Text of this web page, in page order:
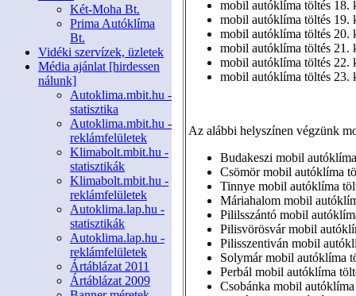
Két-Moha Bt.
Prima Autóklíma
Bt.
Vidéki szervízek, üzletek
Média ajánlat [hirdessen
nálunk]
Autoklima.mbit.hu -
statisztika
Autoklima.mbit.hu -
reklámfelületek
Klimabolt.mbit.hu -
statisztikák
Klimabolt.mbit.hu -
reklámfelületek
Autoklima.lap.hu -
statisztikák
Autoklima.lap.hu -
reklámfelületek
Ártáblázat 2011
Ártáblázat 2009
mobil autóklíma töltés 18.
mobil autóklíma töltés 19.
mobil autóklíma töltés 20.
mobil autóklíma töltés 21.
mobil autóklíma töltés 22.
mobil autóklíma töltés 23.
Az alábbi helyszínen végzünk
Budakeszi mobil
Csömör mobil autóklíma
Tinnye mobil autóklíma
Máriahalom mobil
Pililsszántó mobil
Pilisvörösvár mobil
Pilisszentiván mobil
Solymár mobil autóklíma
Perbál mobil autóklíma
Csobánka mobil